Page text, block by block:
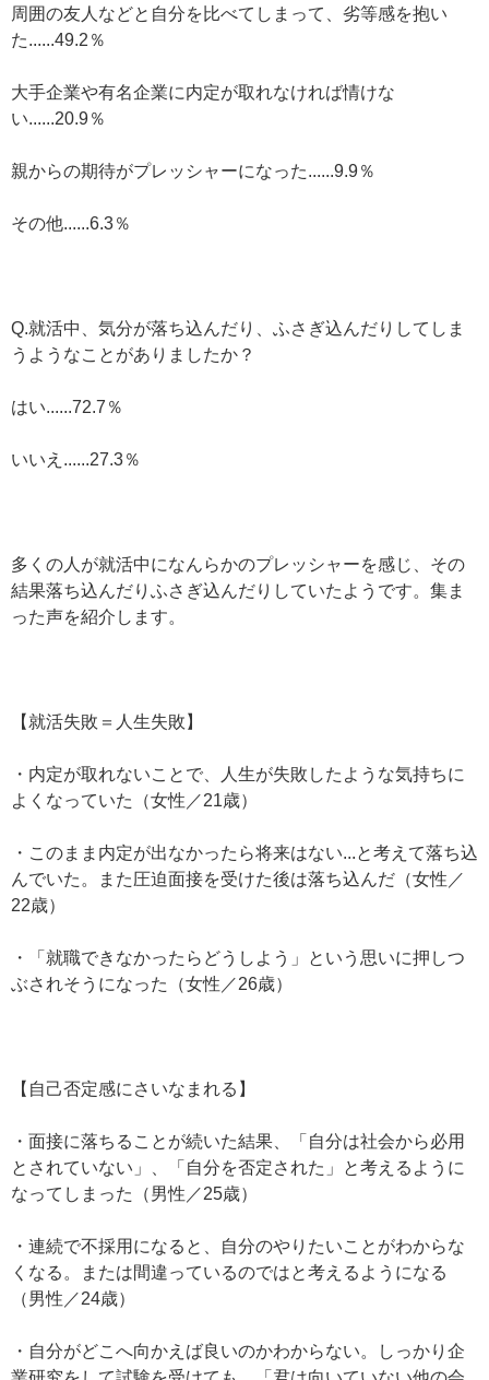
周囲の友人などと自分を比べてしまって、劣等感を抱い
た......49.2％
大手企業や有名企業に内定が取れなければ情けな
い......20.9％
親からの期待がプレッシャーになった......9.9％
その他......6.3％
Q.就活中、気分が落ち込んだり、ふさぎ込んだりしてしま
うようなことがありましたか？
はい......72.7％
いいえ......27.3％
多くの人が就活中になんらかのプレッシャーを感じ、その
結果落ち込んだりふさぎ込んだりしていたようです。集ま
った声を紹介します。
【就活失敗＝人生失敗】
・内定が取れないことで、人生が失敗したような気持ちに
よくなっていた（女性／21歳）
・このまま内定が出なかったら将来はない...と考えて落ち込
んでいた。また圧迫面接を受けた後は落ち込んだ（女性／
22歳）
・「就職できなかったらどうしよう」という思いに押しつ
ぶされそうになった（女性／26歳）
【自己否定感にさいなまれる】
・面接に落ちることが続いた結果、「自分は社会から必用
とされていない」、「自分を否定された」と考えるように
なってしまった（男性／25歳）
・連続で不採用になると、自分のやりたいことがわからな
くなる。または間違っているのではと考えるようになる
（男性／24歳）
・自分がどこへ向かえば良いのかわからない。しっかり企